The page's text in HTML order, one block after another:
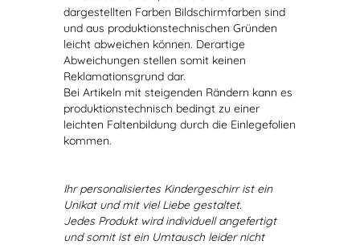
dargestellten Farben Bildschirmfarben sind
und aus produktionstechnischen Gründen
leicht abweichen können. Derartige
Abweichungen stellen somit keinen
Reklamationsgrund dar.
Bei Artikeln mit steigenden Rändern kann es
produktionstechnisch bedingt zu einer
leichten Faltenbildung durch die Einlegefolien
kommen.
Ihr personalisiertes Kindergeschirr ist ein
Unikat und mit viel Liebe gestaltet.
Jedes Produkt wird individuell angefertigt
und somit ist ein Umtausch leider nicht